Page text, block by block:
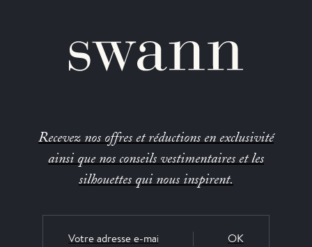
Recevez nos offres et réductions en exclusivité
ainsi que nos conseils vestimentaires et les
silhouettes qui nous inspirent.
OK